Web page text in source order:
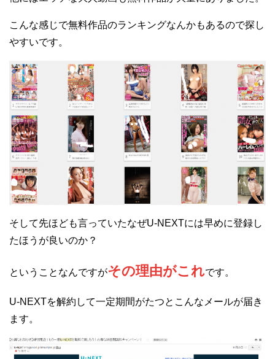
こんな感じで無料作品のランキングなんかもあるので探し
やすいです。
そして先ほども言っていたなぜU-NEXTには早めに登録し
たほうが良いのか？
ということなんですがその理由がこれです。
U-NEXTを解約して一定期間がたつとこんなメールが届き
ます。